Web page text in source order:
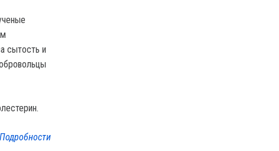
сытость и
Подробности